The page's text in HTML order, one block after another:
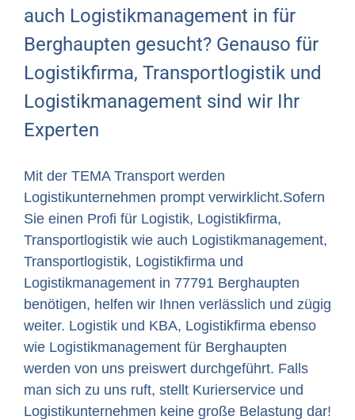
auch Logistikmanagement in für
Berghaupten gesucht? Genauso für
Logistikfirma, Transportlogistik und
Logistikmanagement sind wir Ihr
Experten
Mit der TEMA Transport werden
Logistikunternehmen prompt verwirklicht.Sofern
Sie einen Profi für Logistik, Logistikfirma,
Transportlogistik wie auch Logistikmanagement,
Transportlogistik, Logistikfirma und
Logistikmanagement in 77791 Berghaupten
benötigen, helfen wir Ihnen verlässlich und zügig
weiter. Logistik und KBA, Logistikfirma ebenso
wie Logistikmanagement für Berghaupten
werden von uns preiswert durchgeführt. Falls
man sich zu uns ruft, stellt Kurierservice und
Logistikunternehmen keine große Belastung dar!